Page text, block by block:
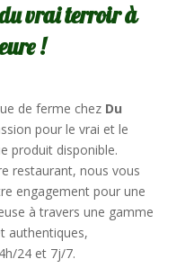
vrai terroir à
!
de ferme chez Du
pour le vrai et le
produit disponible.
restaurant, nous vous
engagement pour une
à travers une gamme
authentiques,
24 et 7j/7.